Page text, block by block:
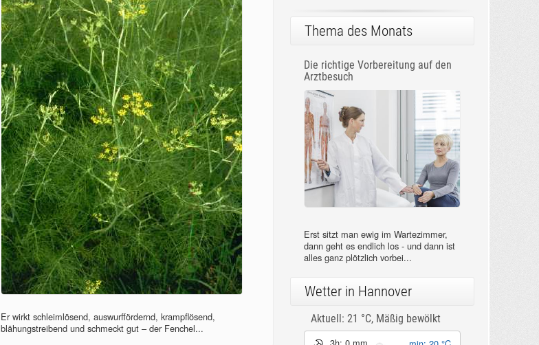
Er wirkt schleimlösend, auswurffördernd, krampflösend,
blähungstreibend und schmeckt gut – der Fenchel...
Thema des Monats
Die richtige Vorbereitung auf den
Arztbesuch
Erst sitzt man ewig im Wartezimmer,
dann geht es endlich los - und dann ist
alles ganz plötzlich vorbei...
Wetter in Hannover
Aktuell: 21 °C, Mäßig bewölkt